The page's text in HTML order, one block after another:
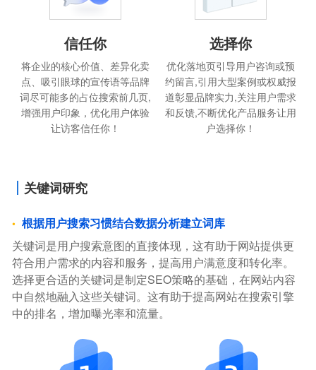
信任你
将企业的核心价值、差异化卖
点、吸引眼球的宣传语等品牌
词尽可能多的占位搜索前几页,
增强用户印象，优化用户体验
让访客信任你！
选择你
优化落地页引导用户咨询或预
约留言,引用大型案例或权威报
道彰显品牌实力,关注用户需求
和反馈,不断优化产品服务让用
户选择你！
关键词研究
根据用户搜索习惯结合数据分析建立词库
关键词是用户搜索意图的直接体现，这有助于网站提供更
符合用户需求的内容和服务，提高用户满意度和转化率。
选择更合适的关键词是制定SEO策略的基础，在网站内容
中自然地融入这些关键词。这有助于提高网站在搜索引擎
中的排名，增加曝光率和流量。